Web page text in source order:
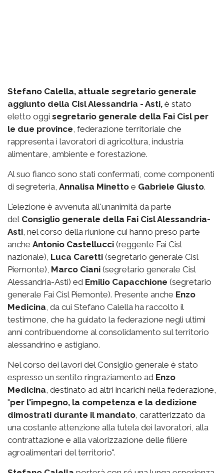
Stefano Calella, attuale segretario generale
aggiunto della Cisl Alessandria - Asti, è stato
eletto oggi segretario generale della Fai Cisl per
le due province, federazione territoriale che
rappresenta i lavoratori di agricoltura, industria
alimentare, ambiente e forestazione.
Al suo fianco sono stati confermati, come componenti
di segreteria, Annalisa Minetto e Gabriele Giusto.
L'elezione è avvenuta all'unanimità da parte
del Consiglio generale della Fai Cisl Alessandria-
Asti, nel corso della riunione cui hanno preso parte
anche Antonio Castellucci (reggente Fai Cisl
nazionale), Luca Caretti (segretario generale Cisl
Piemonte), Marco Ciani (segretario generale Cisl
Alessandria-Asti) ed Emilio Capacchione (segretario
generale Fai Cisl Piemonte). Presente anche Enzo
Medicina, da cui Stefano Calella ha raccolto il
testimone, che ha guidato la federazione negli ultimi
anni contribuendome al consolidamento sul territorio
alessandrino e astigiano.
Nel corso dei lavori del Consiglio generale è stato
espresso un sentito ringraziamento ad Enzo
Medicina, destinato ad altri incarichi nella federazione,
"per l'impegno, la competenza e la dedizione
dimostrati durante il mandato, caratterizzato da
una costante attenzione alla tutela dei lavoratori, alla
contrattazione e alla valorizzazione delle filiere
agroalimentari del territorio".